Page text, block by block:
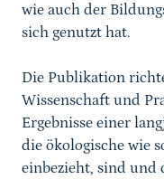
wie auch der
sich genutzt hat.
Die Publikation
Wissenschaft und
Ergebnisse einer
die ökologische wie
einbezieht, sind und